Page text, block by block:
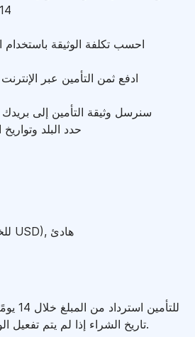
14 يومًا دون طرح أي سؤال
احسب تكلفة الوثيقة باستخدام
ادفع ثمن التأمين عبر
سنرسل وثيقة التأمين إلى بريدك
حدد البلد
USD), هادئ
تاريخ الشراء إذا لم يتم تفعيل الوثيقة. لا توجد أسئلة أخرى.